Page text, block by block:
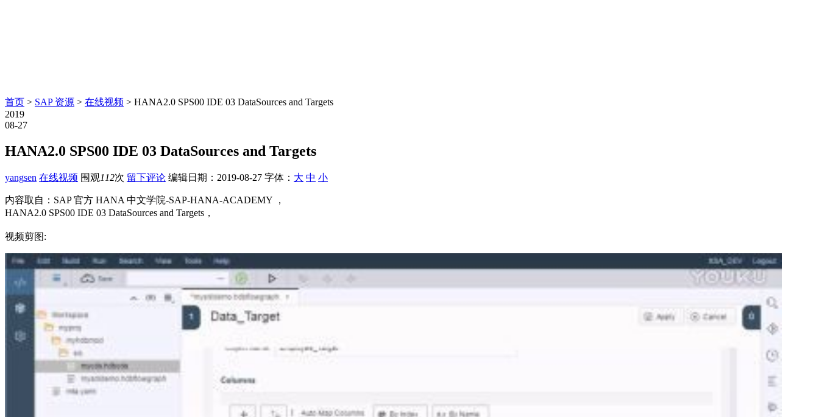
首页 > SAP 资源 > 在线视频 > HANA2.0 SPS00 IDE 03 DataSources and Targets
2019
08-27
HANA2.0 SPS00 IDE 03 DataSources and Targets
yangsen 在线视频 围观112次 留下评论 编辑日期： 2019-08-27 字体： 大 中 小
内容取自：SAP 官方 HANA 中文学院-SAP-HANA-ACADEMY ，
HANA2.0 SPS00 IDE 03 DataSources and Targets，
视频剪图: